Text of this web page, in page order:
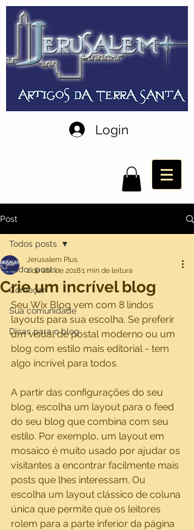
Login
Post
Todos posts
Começar
Sua comunidade
Dicas para o blog
Todos posts
Crie um incrível blog
Jerusalem Plus
1 de abr. de 20181 min de leitura
Seu Wix Blog vem com 8 lindos
layouts para sua escolha. Se preferir
um visual de postal moderno ou um
blog com estilo mais editorial - tem
algo incrível para todos.
A partir das configurações do seu
blog, escolha um layout para o feed
do seu blog que combina com seu
estilo. Por exemplo, um layout em
mosaico é muito usado por ajudar os
visitantes a encontrar facilmente mais
posts que lhes interessam. Ou
escolha um layout clássico de coluna
única que permite que os leitores
rolem para a parte inferior da página